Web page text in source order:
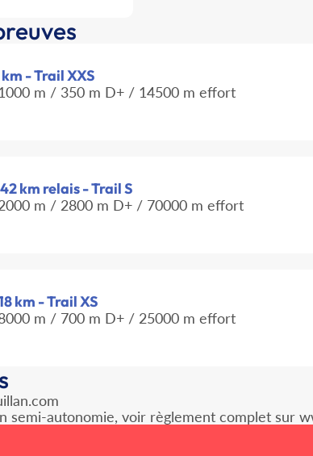
km - Trail XXS
m / 350 m D+ / 14500 m effort
km relais - Trail S
m / 2800 m D+ / 70000 m effort
km - Trail XS
m / 700 m D+ / 25000 m effort
semi-autonomie, voir règlement complet sur